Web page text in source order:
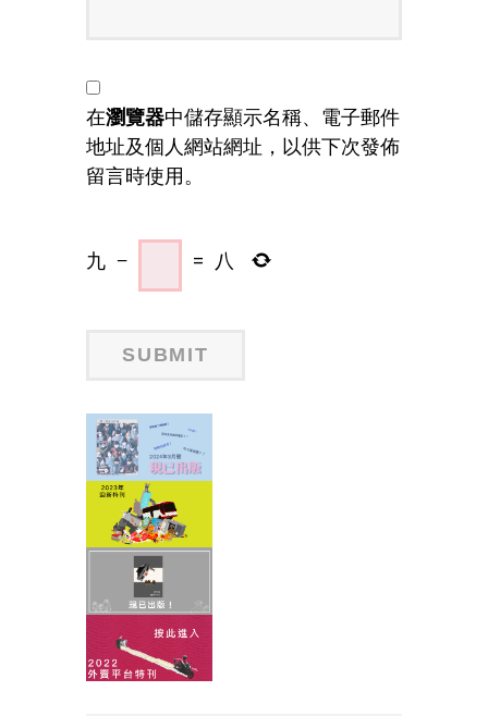
在瀏覽器中儲存顯示名稱、電子郵件
地址及個人網站網址，以供下次發佈
留言時使用。
九 − = 八